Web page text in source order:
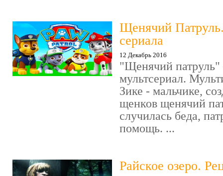
Щенячий
сериала
12 Декабрь 2016
"Щенячий патруль"
мультсериал.
Зике - мальчике,
щенков щенячий
случилась беда,
помощь. ...
Райское озеро.